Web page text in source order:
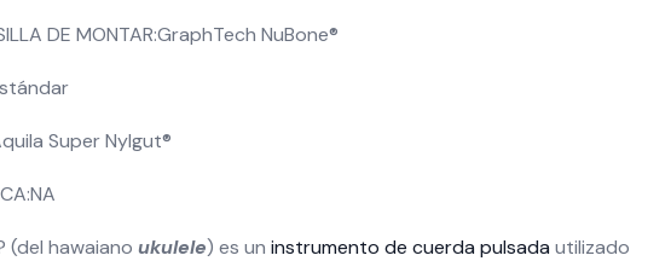
DE MONTAR:GraphTech NuBone®
Super Nylgut®
NA
(del hawaiano ukulele) es un instrumento de cuerda pulsada utilizado